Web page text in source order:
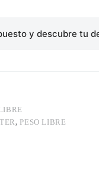
y descubre tu
, PESO LIBRE